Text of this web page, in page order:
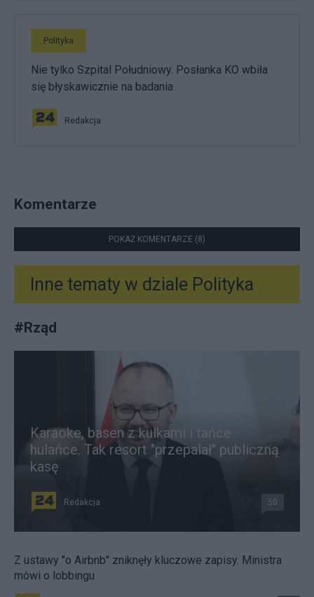
Polityka
Nie tylko Szpital Południowy. Posłanka KO wbiła
się błyskawicznie na badania
Redakcja
Komentarze
POKAŻ KOMENTARZE (8)
Inne tematy w dziale Polityka
#Rząd
Karaoke, basen z kulkami i tańce
hulańce. Tak resort "przepalał" publiczną
kasę
Redakcja 50
Z ustawy "o Airbnb" zniknęły kluczowe zapisy. Ministra
mówi o lobbingu